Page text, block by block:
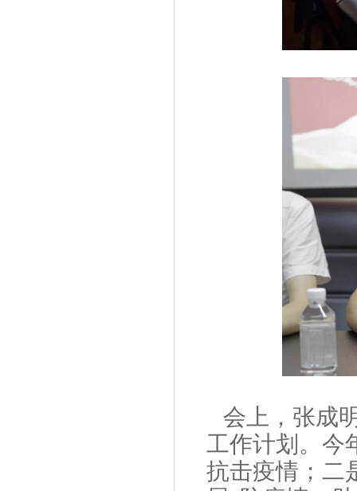
会上，张成
工作计划。今
抗击疫情；二